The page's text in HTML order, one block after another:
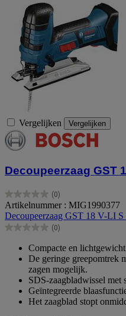
Vergelijken Vergelijken
Decoupeerzaag GST
(0)
0.0
van
de
5
Artikelnummer : MIG1990377
Decoupeerzaag GST 18 V-LI S
(0)
0.0
sterren.
Compacte en
De geringe greepomtrek
zagen mogelijk.
SDS-zaagbladwissel met
Geïntegreerde
Het zaagblad stopt